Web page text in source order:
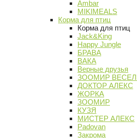
Ambar
MIKIMEALS
Корма для птиц
Корма для птиц
Jack&King
Happy Jungle
БРАВА
ВАКА
Верные друзья
ЗООМИР
ДОКТОР АЛЕКС
ЖОРКА
ЗООМИР
КУЗЯ
МИСТЕР АЛЕКС
Padovan
Закрома